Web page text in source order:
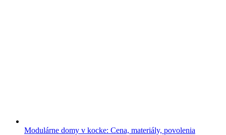
Modulárne domy v kocke: Cena, materiály, povolenia